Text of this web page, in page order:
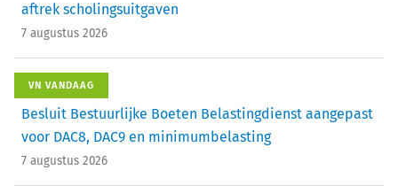
aftrek scholingsuitgaven
7 augustus 2026
VN VANDAAG
Besluit Bestuurlijke Boeten Belastingdienst aangepast
voor DAC8, DAC9 en minimumbelasting
7 augustus 2026